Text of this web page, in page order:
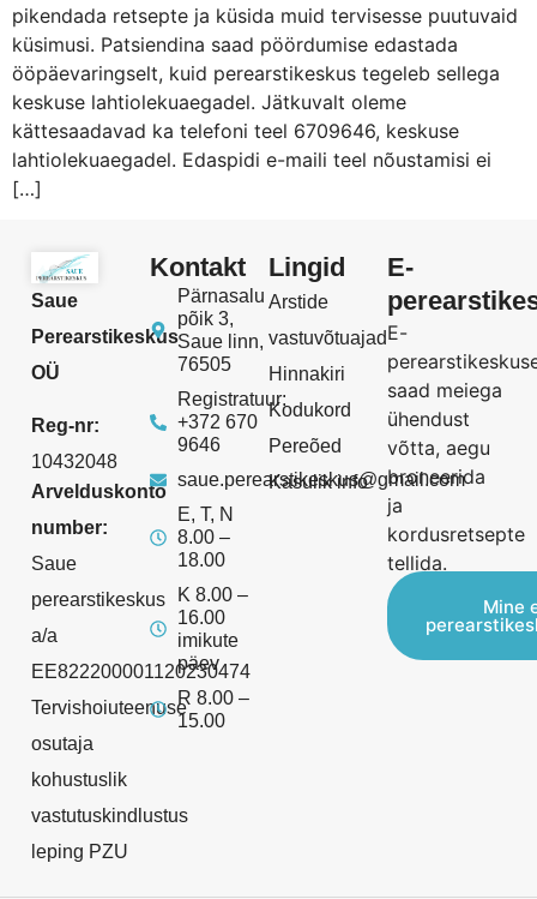
pikendada retsepte ja küsida muid tervisesse puutuvaid
küsimusi. Patsiendina saad pöördumise edastada
ööpäevaringselt, kuid perearstikeskus tegeleb sellega
keskuse lahtiolekuaegadel. Jätkuvalt oleme
kättesaadavad ka telefoni teel 6709646, keskuse
lahtiolekuaegadel. Edaspidi e-maili teel nõustamisi ei
[…]
Saue
Perearstikeskus
OÜ
Reg-nr:
10432048
Arvelduskonto
number:
Saue
perearstikeskus
a/a
EE822200001120230474
Tervishoiuteenuse
osutaja
kohustuslik
vastutuskindlustus
leping PZU
Kontakt
Pärnasalu
põik 3,
Saue linn,
76505
Registratuur:
+372 670
9646
saue.perearstikeskus@gmail.com
E, T, N
8.00 –
18.00
K 8.00 –
16.00
imikute
päev
R 8.00 –
15.00
Lingid
Arstide
vastuvõtuajad
Hinnakiri
Kodukord
Pereõed
Kasulik info
E-
E-
saad meiega
ühendust
võtta, aegu
broneerida
ja
kordusretsepte
tellida.
Mine